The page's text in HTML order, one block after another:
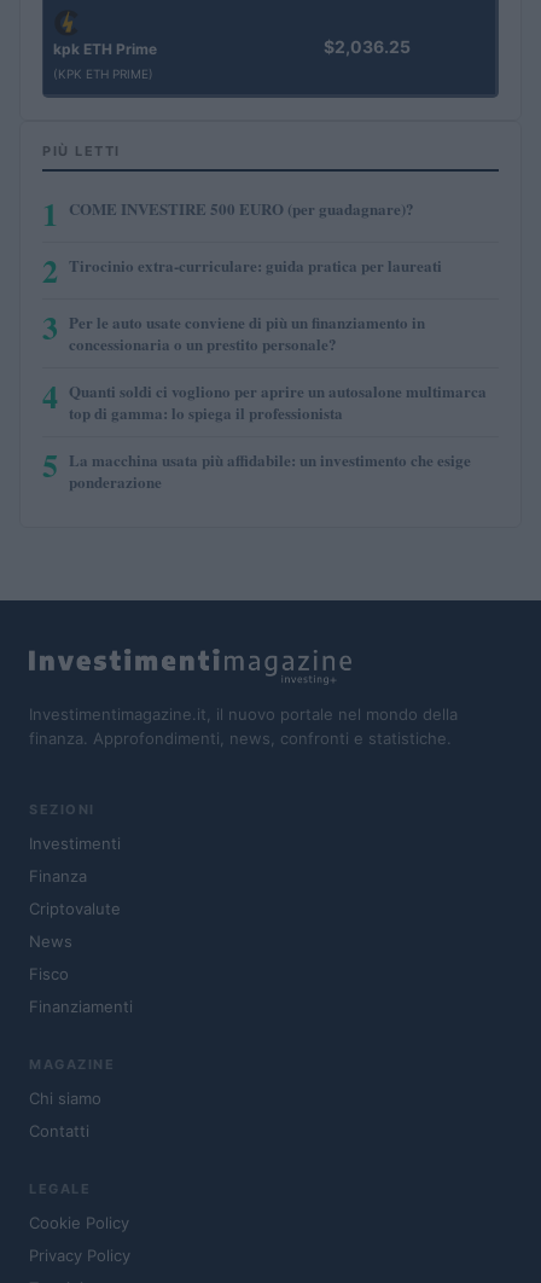
kpk ETH Prime
(KPK ETH PRIME)
$2,036.25
PIÙ LETTI
1 COME INVESTIRE 500 EURO (per guadagnare)?
2 Tirocinio extra-curriculare: guida pratica per laureati
3 Per le auto usate conviene di più un finanziamento in
concessionaria o un prestito personale?
4 Quanti soldi ci vogliono per aprire un autosalone multimarca
top di gamma: lo spiega il professionista
5 La macchina usata più affidabile: un investimento che esige
ponderazione
Investimentimagazine.it, il nuovo portale nel mondo della
finanza. Approfondimenti, news, confronti e statistiche.
SEZIONI
Investimenti
Finanza
Criptovalute
News
Fisco
Finanziamenti
MAGAZINE
Chi siamo
Contatti
LEGALE
Cookie Policy
Privacy Policy